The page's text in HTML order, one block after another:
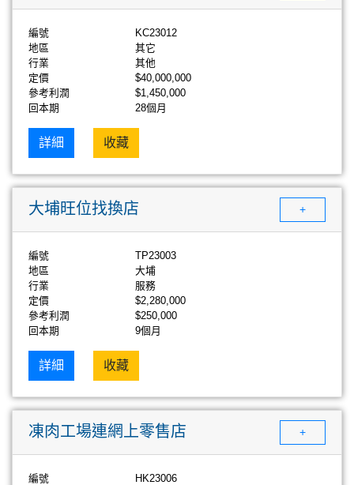
編號
KC23012
地區
其它
行業
其他
定價
$40,000,000
參考利潤
$1,450,000
回本期
28個月
詳細 收藏
大埔旺位找換店 +
編號
TP23003
地區
大埔
行業
服務
定價
$2,280,000
參考利潤
$250,000
回本期
9個月
詳細 收藏
凍肉工場連網上零售店 +
編號
HK23006